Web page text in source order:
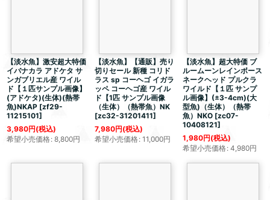
【淡水魚】激安超大特価
イバナカラ アドケタ サ
ンガブリエル産 ワイル
ド【１匹サンプル画像】
(アドケタ)(生体)(熱帯
魚)NKAP [zf29-
11215101]
3,980円(税込)
希望小売価格: 8,800円
【淡水魚】【通販】売り
切りセール 新種 コリド
ラス sp コーヘゴ イガラ
ッペ コーヘゴ産 ワイル
ド【1匹 サンプル画像
（生体）（熱帯魚）NK
[zc32-31201411]
7,980円(税込)
希望小売価格: 11,000円
【淡水魚】 超大特価ブ
ルームーンレインボース
ネークヘッド プルクラ
ワイルド【１匹 サンプ
ル画像】(±3-4cm)(大
型魚)（生体）（熱帯
魚）NKO [zc07-
10408121]
1,980円(税込)
希望小売価格: 4,980円